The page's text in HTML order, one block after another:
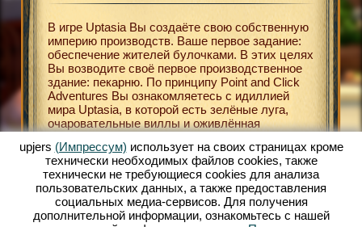
В игре Uptasia Вы создаёте свою собственную
империю производств. Ваше первое задание:
обеспечение жителей булочками. В этих целях
Вы возводите своё первое производственное
здание: пекарню. По принципу Point and Click
Adventures Вы ознакомляетесь с идиллией
мира Uptasia, в которой есть зелёные луга,
очаровательные виллы и оживлённая
окунуться в мир XIX века. В хорошо
оформленном сеттинге Вы строите свою
собственную экономическую империю. Особую
роль при этом играет игра Поиск предметов.
Таким образом в своей вилле Вы можете
активировать расширения для своих фабрик и
играм.
и
Вы, к
Вам
upjers (Импрессум) использует на своих страницах кроме
технически необходимых файлов сookies, также
технически не требующиеся cookies для анализа
пользовательских данных, а также предоставления
социальных медиа-сервисов. Для получения
дополнительной информации, ознакомьтесь с нашей